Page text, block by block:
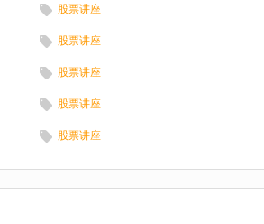
股票讲座
股票讲座
股票讲座
股票讲座
股票讲座